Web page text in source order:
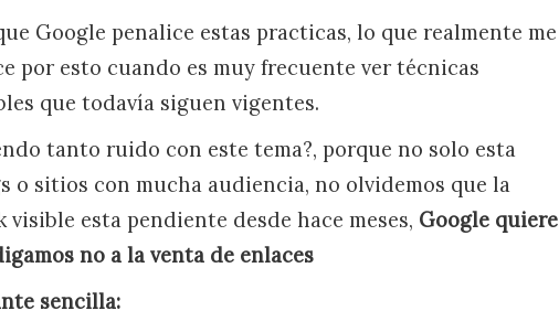
Google penalice estas practicas, lo que realmente me
por esto cuando es muy frecuente ver técnicas
que todavía siguen vigentes.
tanto ruido con este tema?, porque no solo esta
o sitios con mucha audiencia, no olvidemos que la
esta pendiente desde hace meses, Google quiere
no a la venta de enlaces
sencilla: